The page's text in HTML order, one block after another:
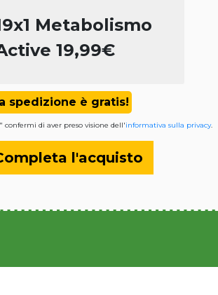
Metabolismo
19,99€
spedizione è gratis!
di aver preso visione dell'informativa sulla privacy.
l'acquisto